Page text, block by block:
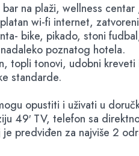
na plaži, wellness
wi-fi internet,
bike, pikado, stoni
poznatog hotela.
tonovi, udobni
standarde.
opustiti i uživati u
49′ TV, telefon sa
predviđen za najviše 2